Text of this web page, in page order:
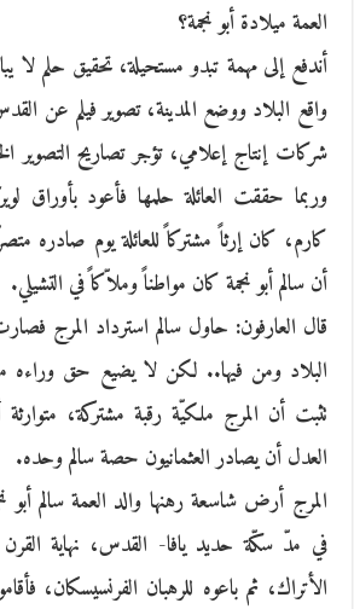
العمة ميلادة أبو نجمة؟
أندفع إلى مهمة تبدو مستحيلة، تحقيق حلم لا
واقع البلاد ووضع المدينة، تصوير فيلم عن
شركات إنتاج إعلامي، تؤجر تصاريح التصوير
وربما حققت العائلة حلمها فأعود بأوراق
كارم، كان إرثاً مشتركاً للعائلة يوم صادره
أن سالم أبو نجمة كان مواطناً وملاّكاً في التشيلي.
قال العارفون: حاول سالم استرداد المرج
البلاد ومن فيها.. لكن لا يضيع حق وراءه
تثبت أن المرج ملكيّة رقبة مشتركة،
العدل أن يصادر العثمانيون حصة سالم وحده.
المرج أرض شاسعة رهنها والد العمة سالم أبو
في مدّ سكّة حديد يافا- القدس، نهاية
الأتراك، ثم باعوه للرهبان الفرنسيسكان،